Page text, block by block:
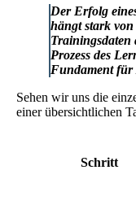
Der Erfolg
hängt stark
Trainingsdaten
Prozess des
Fundament für
Sehen wir uns die
einer übersichtlichen
Schritt